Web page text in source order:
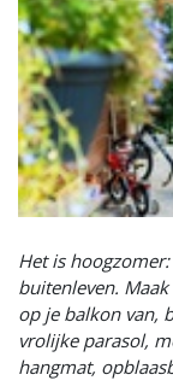
Het is
buitenleven.
op je balkon van,
vrolijke parasol,
hangmat,